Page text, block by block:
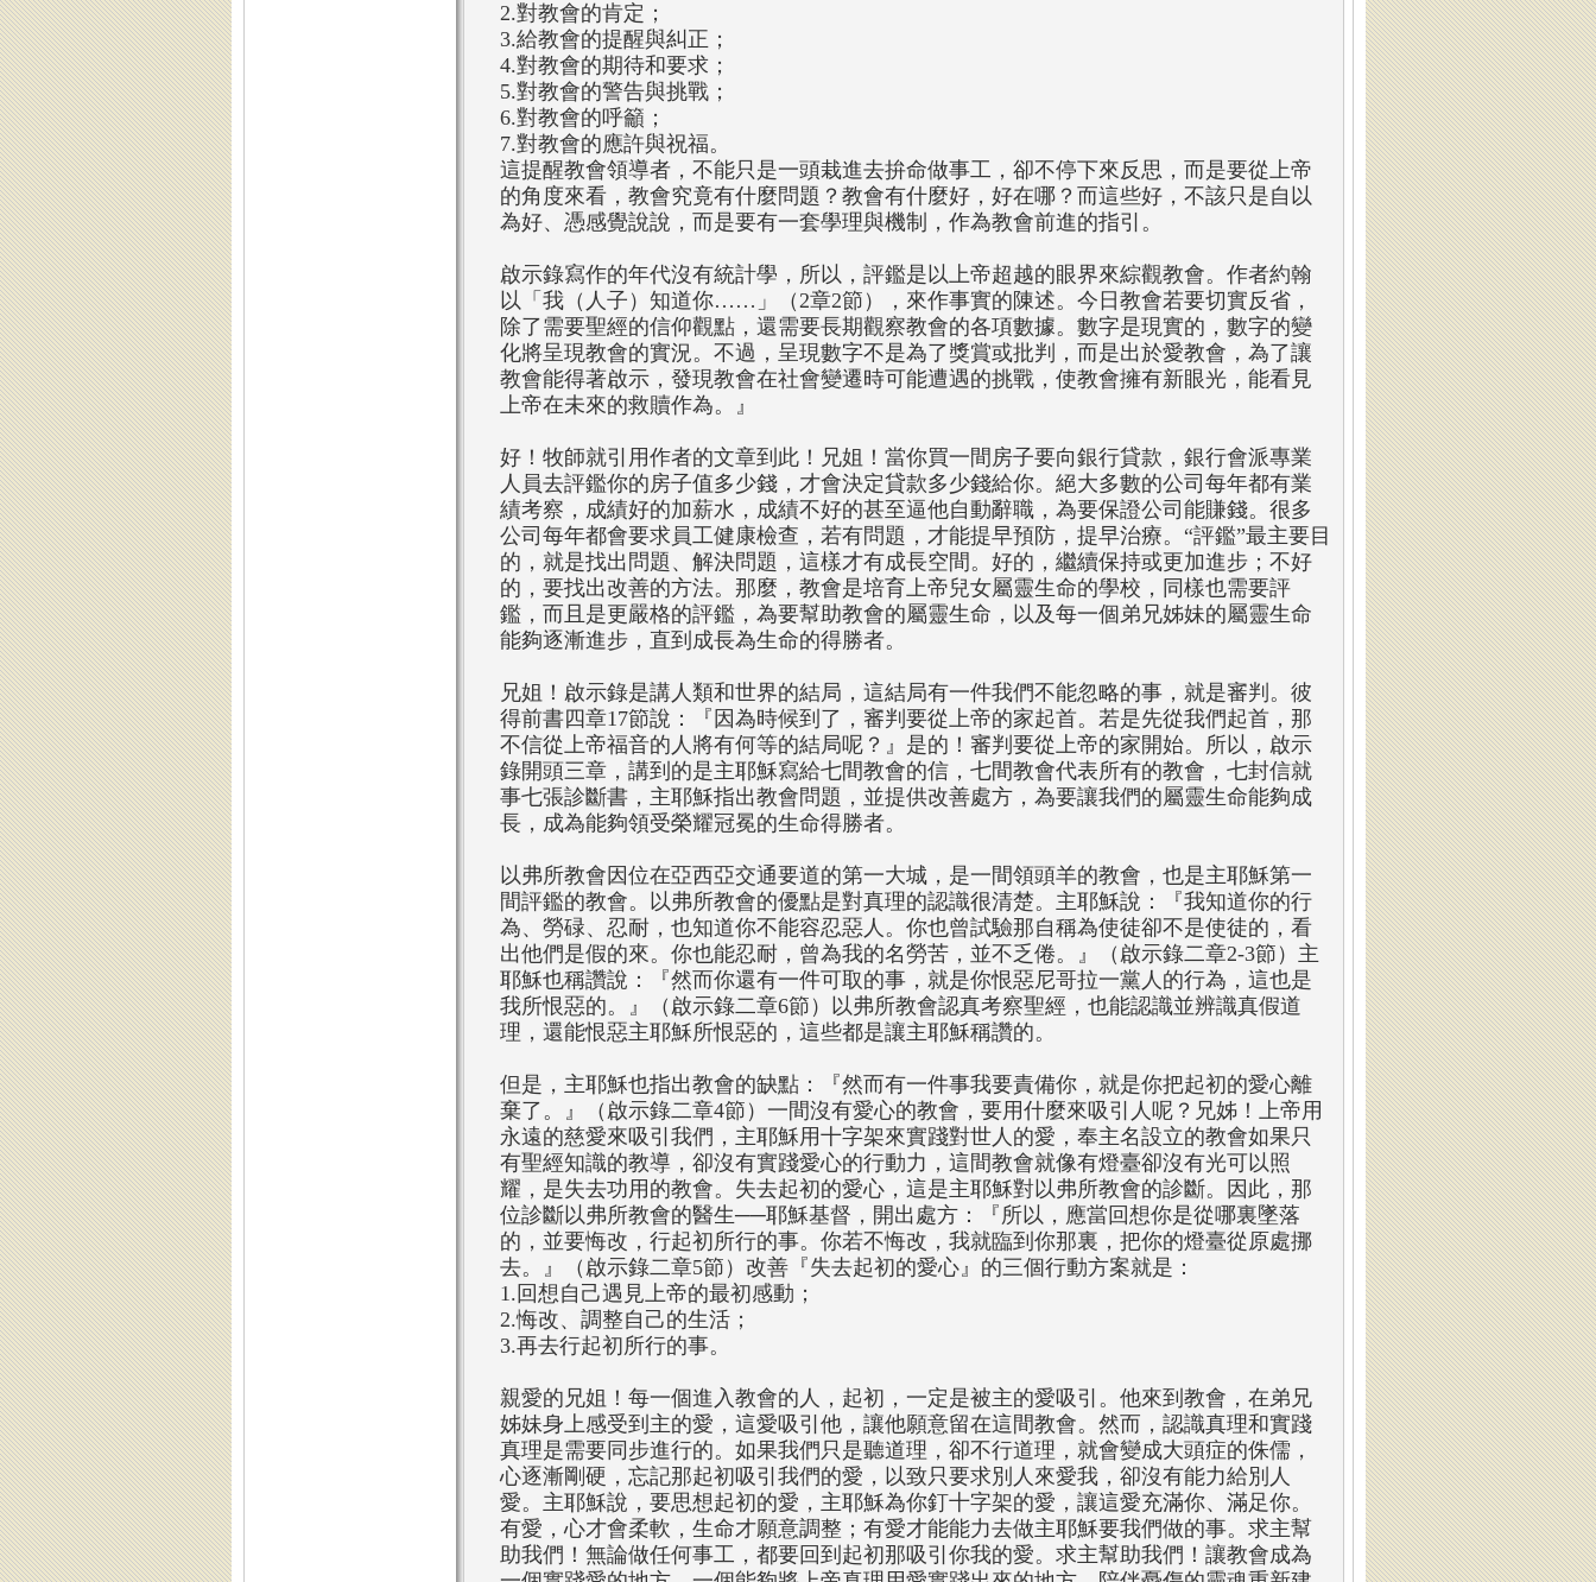
2.對教會的肯定；
3.給教會的提醒與糾正；
4.對教會的期待和要求；
5.對教會的警告與挑戰；
6.對教會的呼籲；
7.對教會的應許與祝福。
這提醒教會領導者，不能只是一頭栽進去拚命做事工，卻不停下來反思，而是要從上帝
的角度來看，教會究竟有什麼問題？教會有什麼好，好在哪？而這些好，不該只是自以
為好、憑感覺說說，而是要有一套學理與機制，作為教會前進的指引。
啟示錄寫作的年代沒有統計學，所以，評鑑是以上帝超越的眼界來綜觀教會。作者約翰
以「我（人子）知道你……」（2章2節），來作事實的陳述。今日教會若要切實反省，
除了需要聖經的信仰觀點，還需要長期觀察教會的各項數據。數字是現實的，數字的變
化將呈現教會的實況。不過，呈現數字不是為了獎賞或批判，而是出於愛教會，為了讓
教會能得著啟示，發現教會在社會變遷時可能遭遇的挑戰，使教會擁有新眼光，能看見
上帝在未來的救贖作為。』
好！牧師就引用作者的文章到此！兄姐！當你買一間房子要向銀行貸款，銀行會派專業
人員去評鑑你的房子值多少錢，才會決定貸款多少錢給你。絕大多數的公司每年都有業
績考察，成績好的加薪水，成績不好的甚至逼他自動辭職，為要保證公司能賺錢。很多
公司每年都會要求員工健康檢查，若有問題，才能提早預防，提早治療。“評鑑”最主要目
的，就是找出問題、解決問題，這樣才有成長空間。好的，繼續保持或更加進步；不好
的，要找出改善的方法。那麼，教會是培育上帝兒女屬靈生命的學校，同樣也需要評
鑑，而且是更嚴格的評鑑，為要幫助教會的屬靈生命，以及每一個弟兄姊妹的屬靈生命
能夠逐漸進步，直到成長為生命的得勝者。
兄姐！啟示錄是講人類和世界的結局，這結局有一件我們不能忽略的事，就是審判。彼
得前書四章17節說：『因為時候到了，審判要從上帝的家起首。若是先從我們起首，那
不信從上帝福音的人將有何等的結局呢？』是的！審判要從上帝的家開始。所以，啟示
錄開頭三章，講到的是主耶穌寫給七間教會的信，七間教會代表所有的教會，七封信就
事七張診斷書，主耶穌指出教會問題，並提供改善處方，為要讓我們的屬靈生命能夠成
長，成為能夠領受榮耀冠冕的生命得勝者。
以弗所教會因位在亞西亞交通要道的第一大城，是一間領頭羊的教會，也是主耶穌第一
間評鑑的教會。以弗所教會的優點是對真理的認識很清楚。主耶穌說：『我知道你的行
為、勞碌、忍耐，也知道你不能容忍惡人。你也曾試驗那自稱為使徒卻不是使徒的，看
出他們是假的來。你也能忍耐，曾為我的名勞苦，並不乏倦。』（啟示錄二章2-3節）主
耶穌也稱讚說：『然而你還有一件可取的事，就是你恨惡尼哥拉一黨人的行為，這也是
我所恨惡的。』（啟示錄二章6節）以弗所教會認真考察聖經，也能認識並辨識真假道
理，還能恨惡主耶穌所恨惡的，這些都是讓主耶穌稱讚的。
但是，主耶穌也指出教會的缺點：『然而有一件事我要責備你，就是你把起初的愛心離
棄了。』（啟示錄二章4節）一間沒有愛心的教會，要用什麼來吸引人呢？兄姊！上帝用
永遠的慈愛來吸引我們，主耶穌用十字架來實踐對世人的愛，奉主名設立的教會如果只
有聖經知識的教導，卻沒有實踐愛心的行動力，這間教會就像有燈臺卻沒有光可以照
耀，是失去功用的教會。失去起初的愛心，這是主耶穌對以弗所教會的診斷。因此，那
位診斷以弗所教會的醫生──耶穌基督，開出處方：『所以，應當回想你是從哪裏墜落
的，並要悔改，行起初所行的事。你若不悔改，我就臨到你那裏，把你的燈臺從原處挪
去。』（啟示錄二章5節）改善『失去起初的愛心』的三個行動方案就是：
1.回想自己遇見上帝的最初感動；
2.悔改、調整自己的生活；
3.再去行起初所行的事。
親愛的兄姐！每一個進入教會的人，起初，一定是被主的愛吸引。他來到教會，在弟兄
姊妹身上感受到主的愛，這愛吸引他，讓他願意留在這間教會。然而，認識真理和實踐
真理是需要同步進行的。如果我們只是聽道理，卻不行道理，就會變成大頭症的侏儒，
心逐漸剛硬，忘記那起初吸引我們的愛，以致只要求別人來愛我，卻沒有能力給別人
愛。主耶穌說，要思想起初的愛，主耶穌為你釘十字架的愛，讓這愛充滿你、滿足你。
有愛，心才會柔軟，生命才願意調整；有愛才能能力去做主耶穌要我們做的事。求主幫
助我們！無論做任何事工，都要回到起初那吸引你我的愛。求主幫助我們！讓教會成為